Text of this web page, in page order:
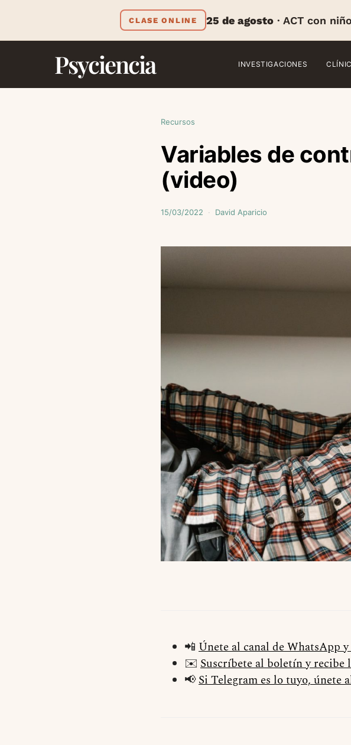
CLASE ONLINE 25 de agosto · ACT con
Psyciencia INVESTIGACIONES
Recursos
Variables de
(video)
15/03/2022 David Aparicio
📲 Únete al canal de WhatsApp
✉️ Suscríbete al boletín y
📢Si Telegram es lo tuyo, únete